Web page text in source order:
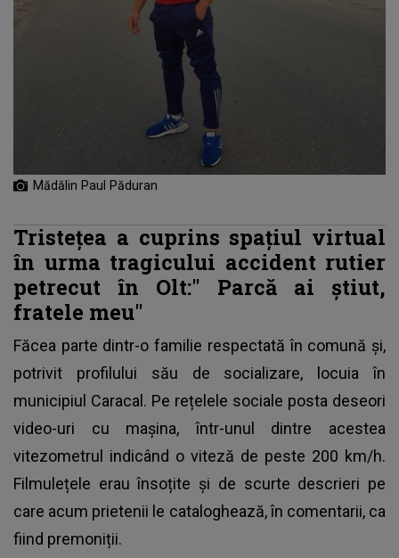
Mădălin Paul Păduran
Tristețea a cuprins spațiul virtual
în urma tragicului accident rutier
petrecut în Olt:" Parcă ai știut,
fratele meu"
Făcea parte dintr-o familie respectată în comună și,
potrivit profilului său de socializare, locuia în
municipiul Caracal. Pe rețelele sociale posta deseori
video-uri cu mașina, într-unul dintre acestea
vitezometrul indicând o viteză de peste 200 km/h.
Filmulețele erau însoțite și de scurte descrieri pe
care acum prietenii le cataloghează, în comentarii, ca
fiind premoniții.